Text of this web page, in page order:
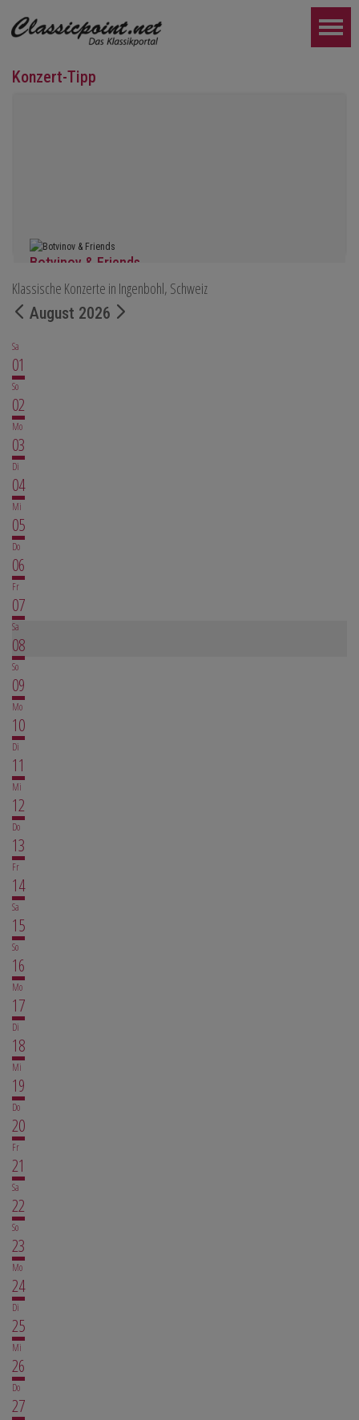
Konzert-Tipp
Botvinov & Friends
5. Oktober, Kleine Tonhalle, 19.30
Werke von Sergei Rachmaninoff, Robert Schumann und Astor
Klassische Konzerte in Ingenbohl, Schweiz
August 2026
Sa
01
So
02
Mo
03
Di
04
Mi
05
Do
06
Fr
07
Sa
08
So
09
Mo
10
Di
11
Mi
12
Do
13
Fr
14
Sa
15
So
16
Mo
17
Di
18
Mi
19
Do
20
Fr
21
Sa
22
So
23
Mo
24
Di
25
Mi
26
Do
27